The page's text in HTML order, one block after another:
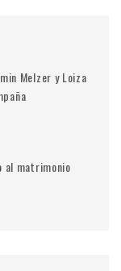
Melzer y Loiza
al matrimonio